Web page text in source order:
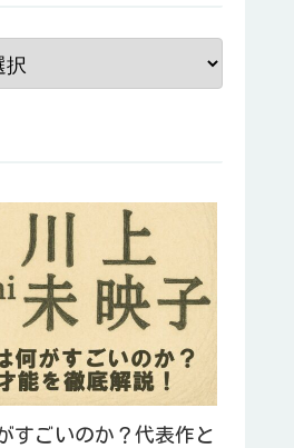
すごいのか？代表作と